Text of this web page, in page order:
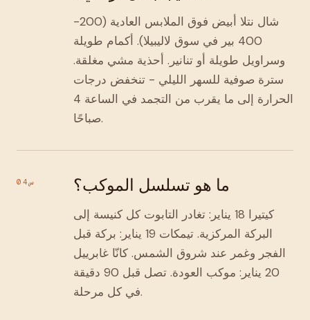
شال نتلا أبيض فوق الملابس العادية (200-
400 بير في سوق لاليبيلا). أكمام طويلة
وسراويل طويلة أو تنانير. أحذية مشي مغلقة.
سترة صوفية للسهر الليلي - تنخفض درجات
الحرارة إلى ما يقرب من التجمد في الساعة 4
صباحًا.
س04 ما هو تسلسل الموكب؟
كيتيرا 18 يناير: تغادر التابوت كل كنيسة إلى
البركة المركزية. تيمكات 19 يناير: بركة قبل
الفجر وغمر عند شروق الشمس. كانّا غابرييل
20 يناير: موكب العودة. تصل قبل 90 دقيقة
في كل مرحلة.